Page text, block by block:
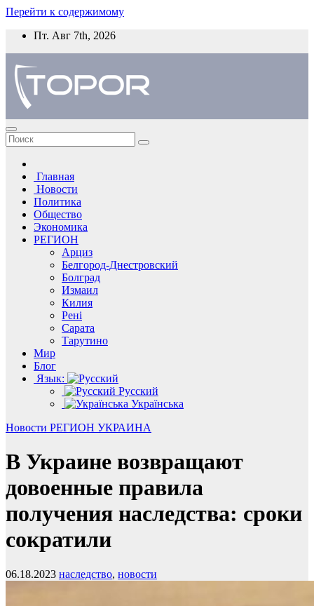
Перейти к содержимому
Пт. Авг 7th, 2026
Главная
Новости
Политика
Общество
Экономика
РЕГИОН
Арциз
Белгород-Днестровский
Болград
Измаил
Килия
Рені
Сарата
Тарутино
Мир
Блог
Язык:
Русский
Українська
Новости РЕГИОН УКРАИНА
В Украине возвращают
довоенные правила
получения наследства: сроки
сократили
06.18.2023 наследство, новости